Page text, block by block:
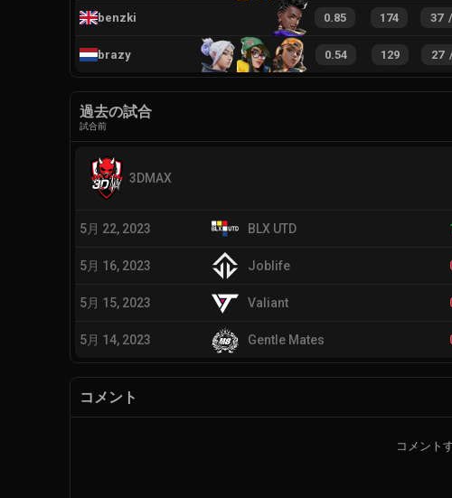
benzki 0.85 174 37 /
brazy 0.54 129 27
過去の試合
試合前
3DMAX
5月 22, 2023 BLX UTD
5月 16, 2023 Joblife
5月 15, 2023 Valiant
5月 14, 2023 Gentle Mates
コメント
コメント